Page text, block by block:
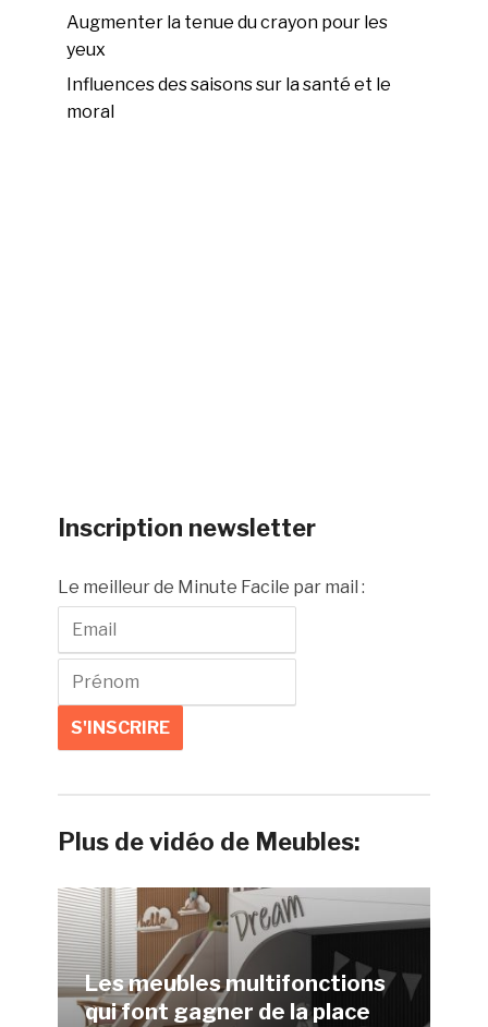
Augmenter la tenue du crayon pour les
yeux
Influences des saisons sur la santé et le
moral
Inscription newsletter
Le meilleur de Minute Facile par mail :
Plus de vidéo de Meubles:
Les meubles multifonctions
qui font gagner de la place